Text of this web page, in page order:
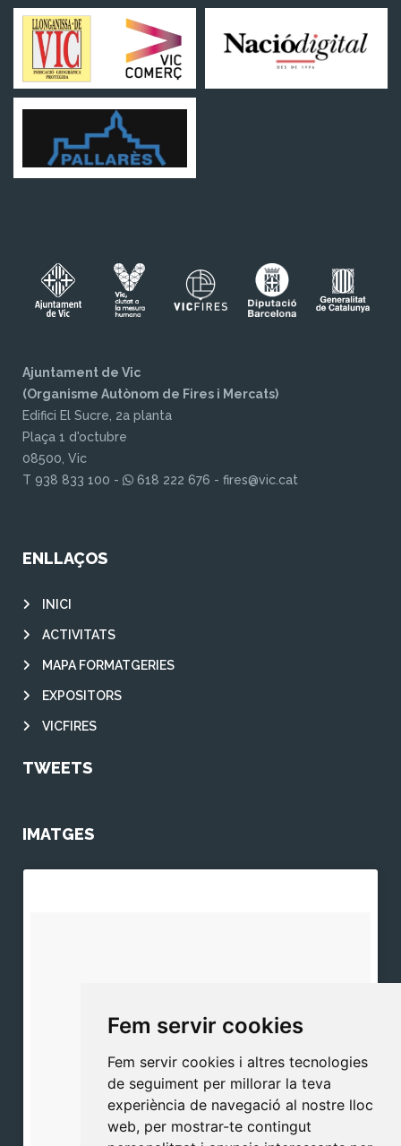
Fem servir cookies
Fem servir cookies i altres tecnologies
de seguiment per millorar la teva
experiència de navegació al nostre lloc
web, per mostrar-te contingut
Ajuntament de Vic
(Organisme Autònom de Fires i Mercats)
Edifici El Sucre, 2a planta
Plaça 1 d'octubre
08500, Vic
T 938 833 100 -
618 222 676 - fires@vic.cat
ENLLAÇOS
INICI
ACTIVITATS
MAPA FORMATGERIES
EXPOSITORS
VICFIRES
TWEETS
IMATGES